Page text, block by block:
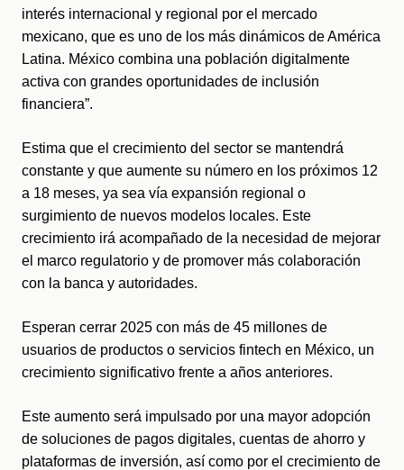
interés internacional y regional por el mercado
mexicano, que es uno de los más dinámicos de América
Latina. México combina una población digitalmente
activa con grandes oportunidades de inclusión
financiera”.
Estima que el crecimiento del sector se mantendrá
constante y que aumente su número en los próximos 12
a 18 meses, ya sea vía expansión regional o
surgimiento de nuevos modelos locales. Este
crecimiento irá acompañado de la necesidad de mejorar
el marco regulatorio y de promover más colaboración
con la banca y autoridades.
Esperan cerrar 2025 con más de 45 millones de
usuarios de productos o servicios fintech en México, un
crecimiento significativo frente a años anteriores.
Este aumento será impulsado por una mayor adopción
de soluciones de pagos digitales, cuentas de ahorro y
plataformas de inversión, así como por el crecimiento de